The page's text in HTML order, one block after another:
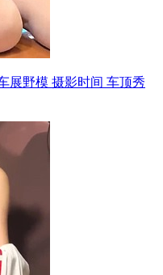
展野模 摄影时间 车顶秀